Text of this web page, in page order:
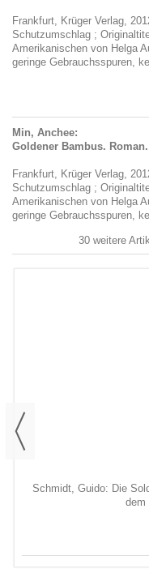
Frankfurt, Krüger Verlag,
Schutzumschlag ;
Amerikanischen von Helga
geringe Gebrauchsspuren,
Min, Anchee:
Goldener Bambus. Roman.
Frankfurt, Krüger Verlag,
Schutzumschlag ;
Amerikanischen von Helga
geringe Gebrauchsspuren,
30 weitere
Schmidt, Guido: Die
dem